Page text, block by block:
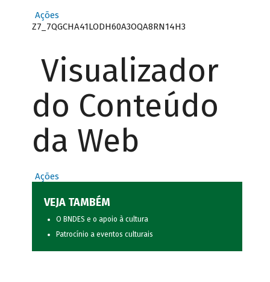
Ações
Z7_7QGCHA41LODH60A3OQA8RN14H3
Visualizador
do Conteúdo
da Web
Ações
VEJA TAMBÉM
O BNDES e o apoio à cultura
Patrocínio a eventos culturais